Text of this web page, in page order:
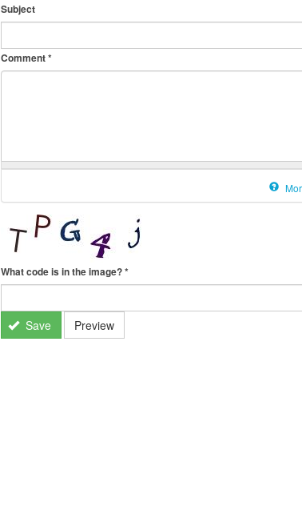
Subject
Comment*
What code is in the image?*
Save Preview